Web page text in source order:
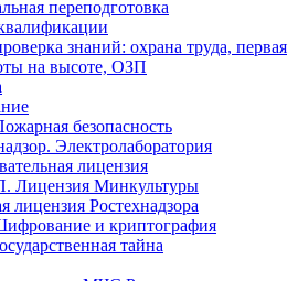
переподготовка
знаний: охрана труда, первая
на высоте, ОЗП
безопасность
Электролаборатория
лицензия
Лицензия Минкультуры
лицензия Ростехнадзора
и криптография
тайна